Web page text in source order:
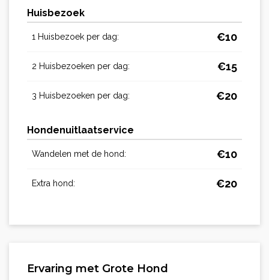
Huisbezoek
1 Huisbezoek per dag: €10
2 Huisbezoeken per dag: €15
3 Huisbezoeken per dag: €20
Hondenuitlaatservice
Wandelen met de hond: €10
Extra hond: €20
Ervaring met Grote Hond